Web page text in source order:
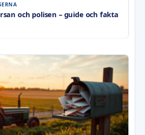
och polisen – guide och fakta